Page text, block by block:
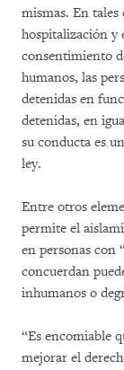
mismas. En
hospitalización
consentimiento
humanos, las
detenidas en
detenidas, en
su conducta es
ley.
Entre otros
permite el
en personas con
concuerdan
inhumanos o
“Es encomiable
mejorar el